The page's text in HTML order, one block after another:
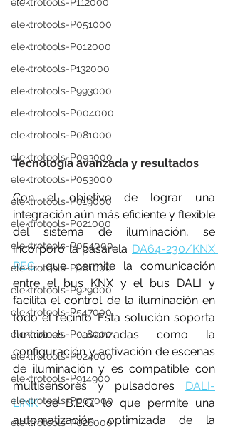
elektrotools-P051000
elektrotools-P012000
elektrotools-P132000
elektrotools-P993000
elektrotools-P004000
elektrotools-P081000
elektrotools-P093000
elektrotools-P053000
elektrotools-P019000
elektrotools-P021000
elektrotools-P054000
elektrotools-P081000
elektrotools-P929000
elektrotools-P547000
elektrotools-P018000
elektrotools-P024000
elektrotools-P914900
elektrotools-P007000
elektrotools-P026000
Tecnología avanzada y resultados
Con el objetivo de lograr una
integración aún más eficiente y flexible
del sistema de iluminación, se
incorporó la pasarela DA64-230/KNX
REG, que permite la comunicación
entre el bus KNX y el bus DALI y
facilita el control de la iluminación en
todo el recinto. Esta solución soporta
funciones avanzadas como la
configuración y activación de escenas
de iluminación y es compatible con
multisensores y pulsadores DALI-
LINK de B.E.G. lo que permite una
automatización optimizada de la